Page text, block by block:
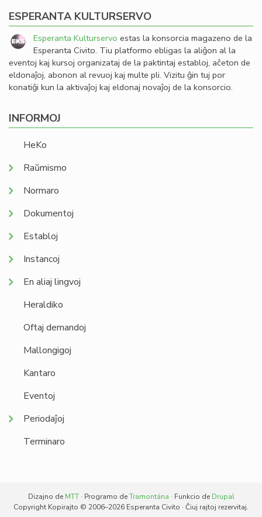
ESPERANTA KULTURSERVO
Esperanta Kulturservo estas la konsorcia magazeno de la
Esperanta Civito. Tiu platformo ebligas la aliĝon al la
eventoj kaj kursoj organizataj de la paktintaj establoj, aĉeton de
eldonaĵoj, abonon al revuoj kaj multe pli. Vizitu ĝin tuj por
konatiĝi kun la aktivaĵoj kaj eldonaj novaĵoj de la konsorcio.
INFORMOJ
HeKo
Raŭmismo
Normaro
Dokumentoj
Establoj
Instancoj
En aliaj lingvoj
Heraldiko
Oftaj demandoj
Mallongigoj
Kantaro
Eventoj
Periodaĵoj
Terminaro
Dizajno de MTT· Programo deTramontána · Funkcio de Drupal
Copyright Kopirajto © 2006–2026 Esperanta Civito · Ĉiuj rajtoj rezervitaj.